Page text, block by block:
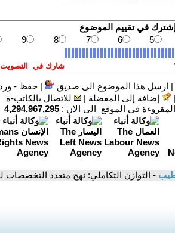
| ارسل هذا الموضوع الى صديق |حفظ - ورد
| إضافة إلى المفضلة |
للاتصال بالكاتب-ة
في الموقع الى الان : 4,294,967,295
- التوازن التكاملي: نهج متعدد التخصصات